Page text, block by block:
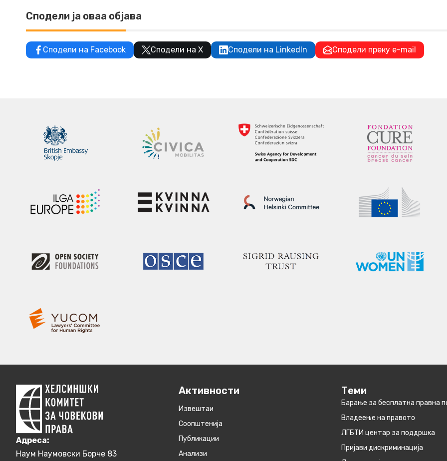
Сподели ја оваа објава
Сподели на Facebook Сподели на X Сподели на LinkedIn Сподели преку e-mail
Aдреса:
Наум Наумовски Борче 83
Активности
Извештаи
Соопштенија
Публикации
Анализи
Теми
Барање за бесплатна правна
Владеење на правото
ЛГБТИ центар за поддршка
Пријави дискриминација